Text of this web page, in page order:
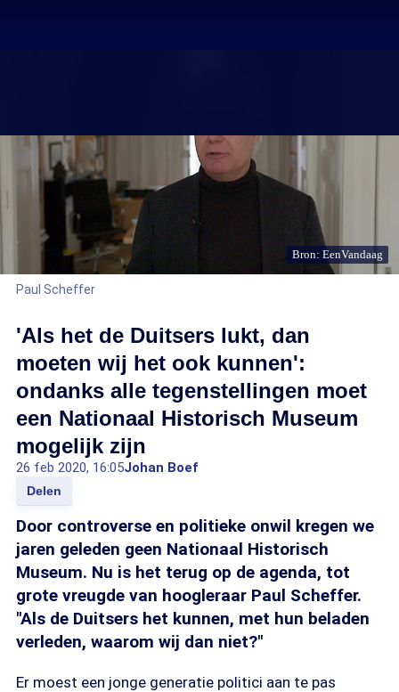
Bron: EenVandaag
Paul Scheffer
'Als het de Duitsers lukt, dan
moeten wij het ook kunnen':
ondanks alle tegenstellingen moet
een Nationaal Historisch Museum
mogelijk zijn
26 feb 2020, 16:05Johan Boef
Delen
Door controverse en politieke onwil kregen we
jaren geleden geen Nationaal Historisch
Museum. Nu is het terug op de agenda, tot
grote vreugde van hoogleraar Paul Scheffer.
"Als de Duitsers het kunnen, met hun beladen
verleden, waarom wij dan niet?"
Er moest een jonge generatie politici aan te pas